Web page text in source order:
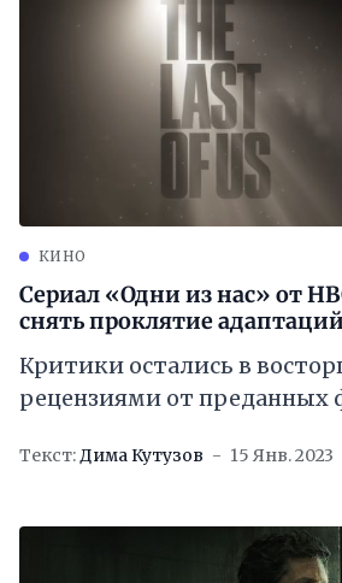
КИНО
Сериал «Одни из нас» от
снять проклятие
Критики остались в
рецензиями от преданных
Текст:Дима Кутузов 15 Янв. 2023